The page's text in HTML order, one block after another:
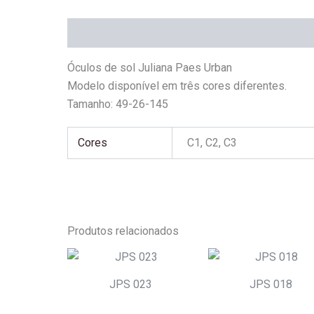
Óculos de sol Juliana Paes Urban
Modelo disponível em três cores diferentes.
Tamanho: 49-26-145
Cores C1, C2, C3
Produtos relacionados
JPS 023 JPS 018